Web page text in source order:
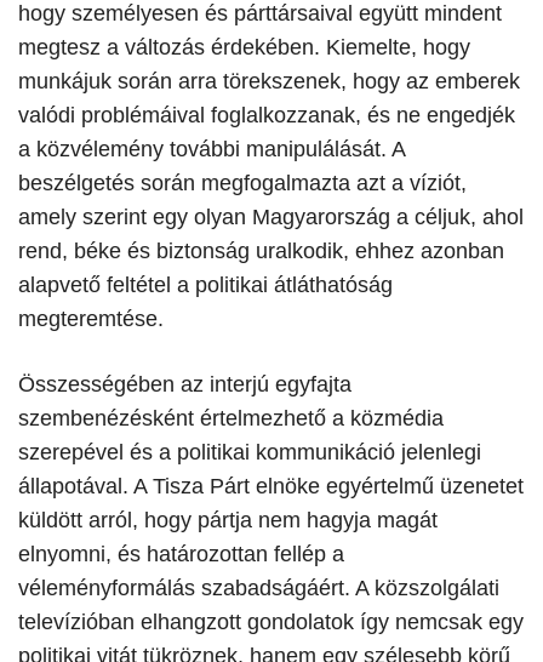
hogy személyesen és párttársaival együtt mindent
megtesz a változás érdekében. Kiemelte, hogy
munkájuk során arra törekszenek, hogy az emberek
valódi problémáival foglalkozzanak, és ne engedjék
a közvélemény további manipulálását. A
beszélgetés során megfogalmazta azt a víziót,
amely szerint egy olyan Magyarország a céljuk, ahol
rend, béke és biztonság uralkodik, ehhez azonban
alapvető feltétel a politikai átláthatóság
megteremtése.
Összességében az interjú egyfajta
szembenézésként értelmezhető a közmédia
szerepével és a politikai kommunikáció jelenlegi
állapotával. A Tisza Párt elnöke egyértelmű üzenetet
küldött arról, hogy pártja nem hagyja magát
elnyomni, és határozottan fellép a
véleményformálás szabadságáért. A közszolgálati
televízióban elhangzott gondolatok így nemcsak egy
politikai vitát tükröznek, hanem egy szélesebb körű